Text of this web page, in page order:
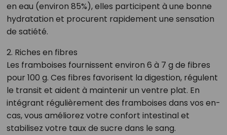
en eau (environ 85%), elles participent à une bonne
hydratation et procurent rapidement une sensation
de satiété.
2. Riches en fibres
Les framboises fournissent environ 6 à 7 g de fibres
pour 100 g. Ces fibres favorisent la digestion, régulent
le transit et aident à maintenir un ventre plat. En
intégrant régulièrement des framboises dans vos en-
cas, vous améliorez votre confort intestinal et
stabilisez votre taux de sucre dans le sang.